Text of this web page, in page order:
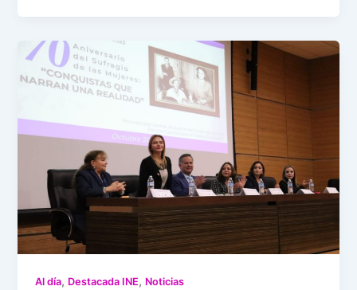
Al día, Destacada INE, Noticias